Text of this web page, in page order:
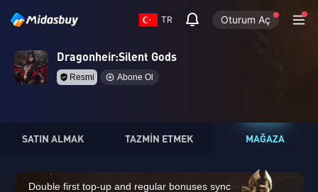
TR Oturum Aç
Dragonheir:Silent Gods
Resmi Abone Ol
SATIN ALMAK TAZMİN ETMEK MAĞAZA
Double first top-up and regular bonuses sync